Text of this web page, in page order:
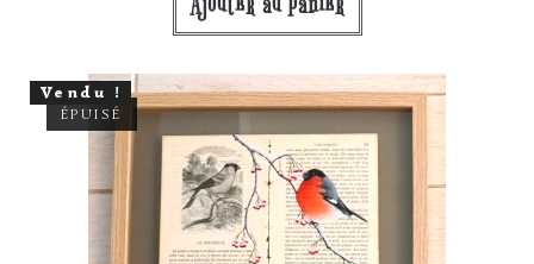
Vendu !
ÉPUISÉ